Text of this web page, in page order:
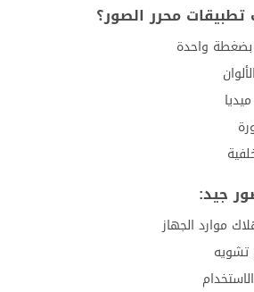
محرر الصور؟
واحدة
جيد:
موارد الجهاز
تشويه